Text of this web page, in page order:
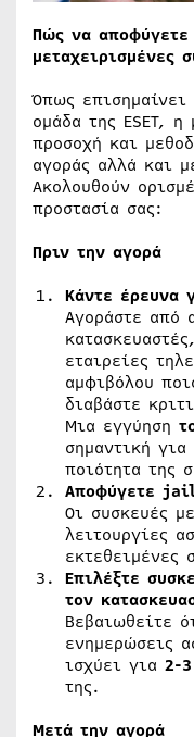
Πώς να αποφύγετε
μεταχειρισμένες
Όπως
ομάδα της ESET,
προσοχή και
αγοράς αλλά και
Ακολουθούν
προστασία σας:
Πριν την αγορά
Κάντε έρευνα
Αγοράστε από
εταιρείες
αμφιβόλου
διαβάστε
Μια εγγύηση
σημαντική
ποιότητα της
Αποφύγετε
Οι συσκευές
λειτουργίες
εκτεθειμένες
Επιλέξτε
τον
Βεβαιωθείτε
ενημερώσεις
ισχύει για 2-
της.
Μετά την αγορά